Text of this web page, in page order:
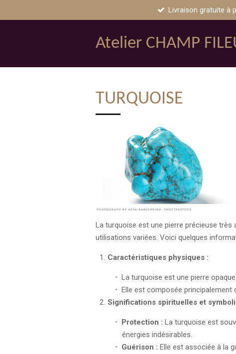
Livraison gratuite à
Atelier CHAMP
TURQUOISE
La turquoise est une pierre précieuse
utilisations variées. Voici quelques
Caractéristiques physiques :
La turquoise est une pierre
Elle est composée principalement
Significations spirituelles et
Protection : La turquoise est
énergies indésirables.
Guérison : Elle est associée à la